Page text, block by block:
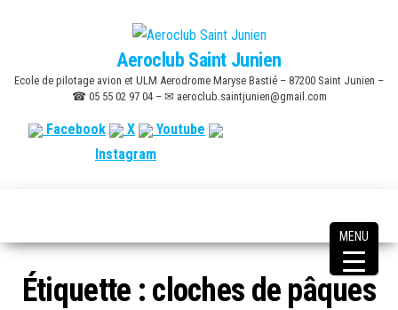
content
Aeroclub Saint Junien
Ecole de pilotage avion et ULM Aerodrome Maryse Bastié – 87200 Saint Junien –
☎ 05 55 02 97 04 – ✉ aeroclub.saintjunien@gmail.com
Facebook X
Youtube
Instagram
Étiquette : cloches de pâques
MENU